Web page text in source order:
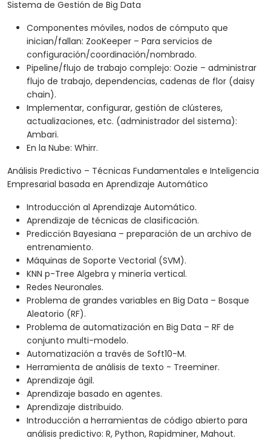
Sistema de Gestión de Big Data
Componentes móviles, nodos de cómputo que
inician/fallan: ZooKeeper – Para servicios de
configuración/coordinación/nombrado.
Pipeline/flujo de trabajo complejo: Oozie – administrar
flujo de trabajo, dependencias, cadenas de flor (daisy
chain).
Implementar, configurar, gestión de clústeres,
actualizaciones, etc. (administrador del sistema):
Ambari.
En la Nube: Whirr.
Análisis Predictivo – Técnicas Fundamentales e Inteligencia
Empresarial basada en Aprendizaje Automático
Introducción al Aprendizaje Automático.
Aprendizaje de técnicas de clasificación.
Predicción Bayesiana – preparación de un archivo de
entrenamiento.
Máquinas de Soporte Vectorial (SVM).
KNN p-Tree Algebra y minería vertical.
Redes Neuronales.
Problema de grandes variables en Big Data – Bosque
Aleatorio (RF).
Problema de automatización en Big Data – RF de
conjunto multi-modelo.
Automatización a través de Soft10-M.
Herramienta de análisis de texto - Treeminer.
Aprendizaje ágil.
Aprendizaje basado en agentes.
Aprendizaje distribuido.
Introducción a herramientas de código abierto para
análisis predictivo: R, Python, Rapidminer, Mahout.